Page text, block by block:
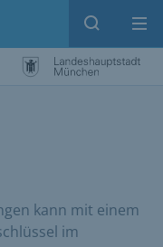
Suche
kann mit einem
im